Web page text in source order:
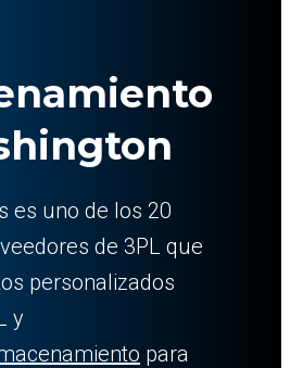
es uno de los 20
de 3PL que
personalizados
y
para